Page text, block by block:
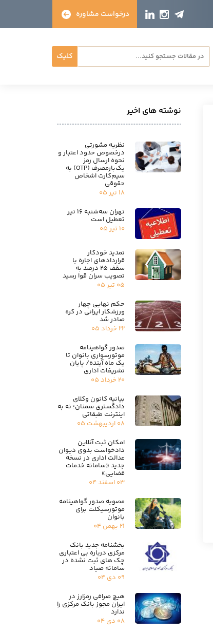
کلیک
درخواست مشاوره
نوشته های اخیر
نظریه مشورتی
درخصوص حدود اعتبار و
نحوه ارسال رمز
یک‌بارمصرف (OTP) به
سیم‌کارت اشخاص
حقوقی
۱۸ تیر ۰۵
تهران سه‌شنبه ۱۶ تیر
تعطیل است
۱۰ تیر ۰۵
تمدید خودکار
قراردادهای اجاره با
سقف ۲۵ درصد به
تصویب سران قوا رسید
۰۵ تیر ۰۵
حکم نهایی چهار
ورزشکار ایرانی در کره
صادر شد
۲۲ خرداد ۰۵
صدور گواهینامه
موتورسواری بانوان تا
یک ماه آینده/ پایان
تشریفات اداری
۲۰ خرداد ۰۵
بیانیه کانون وکلای
دادگستری سمنان؛ نه به
اینترنت طبقاتی
۰۸ اردیبهشت ۰۵
امکان ثبت آنلاین
دادخواست بدوی دیوان
عدالت اداری در نسخه
جدید «سامانه خدمات
قضایی»
۰۳ اسفند ۰۴
مصوبه صدور گواهینامه
موتورسیکلت برای
بانوان
۲۱ بهمن ۰۴
بخشنامه جدید بانک
مرکزی درباره بی اعتباری
چک های ثبت نشده در
سامانه صیاد
۰۹ دی ۰۴
هیچ صرافی رمزارز در
ایران مجوز بانک مرکزی را
ندارد
۰۸ دی ۰۴